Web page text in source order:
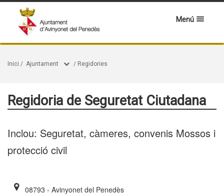
Menú
Inici / Ajuntament / Regidories
Regidoria de Seguretat Ciutadana
Inclou: Seguretat, càmeres, convenis Mossos i
protecció civil
08793 - Avinyonet del Penedès